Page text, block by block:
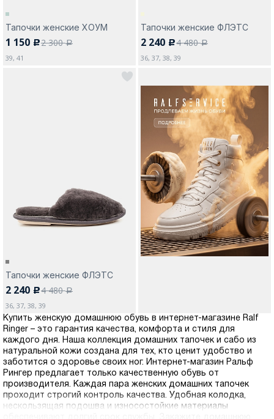
Тапочки женские ХОУМ
1 150 c2 300a
39, 41
Тапочки женские ФЛЭТС
2 240 c4 480a
36, 37, 38, 39
Тапочки женские ФЛЭТС
2 240 c4 480a
36, 37, 38, 39
Купить женскую домашнюю обувь в интернет-магазине Ralf
Ringer – это гарантия качества, комфорта и стиля для
каждого дня. Наша коллекция домашних тапочек и сабо из
натуральной кожи создана для тех, кто ценит удобство и
заботится о здоровье своих ног. Интернет-магазин Ральф
Рингер предлагает только качественную обувь от
производителя. Каждая пара женских домашних тапочек
проходит строгий контроль качества. Удобная колодка,
нескользящая подошва и износостойкие материалы